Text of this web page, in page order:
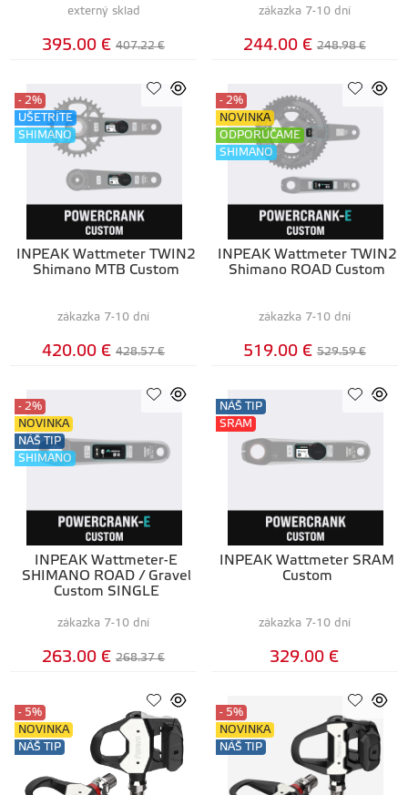
externý sklad
395.00 € 407.22 €
zákazka 7-10 dní
244.00 € 248.98 €
INPEAK Wattmeter TWIN2
Shimano MTB Custom
- 2%
UŠETRÍTE
SHIMANO
zákazka 7-10 dní
420.00 € 428.57 €
INPEAK Wattmeter TWIN2
Shimano ROAD Custom
- 2%
NOVINKA
ODPORÚČAME
SHIMANO
zákazka 7-10 dní
519.00 € 529.59 €
INPEAK Wattmeter-E
SHIMANO ROAD / Gravel
Custom SINGLE
- 2%
NOVINKA
NÁŠ TIP
SHIMANO
zákazka 7-10 dní
263.00 € 268.37 €
INPEAK Wattmeter SRAM
Custom
NÁŠ TIP
SRAM
zákazka 7-10 dní
329.00 €
- 5%
NOVINKA
NÁŠ TIP
- 5%
NOVINKA
NÁŠ TIP